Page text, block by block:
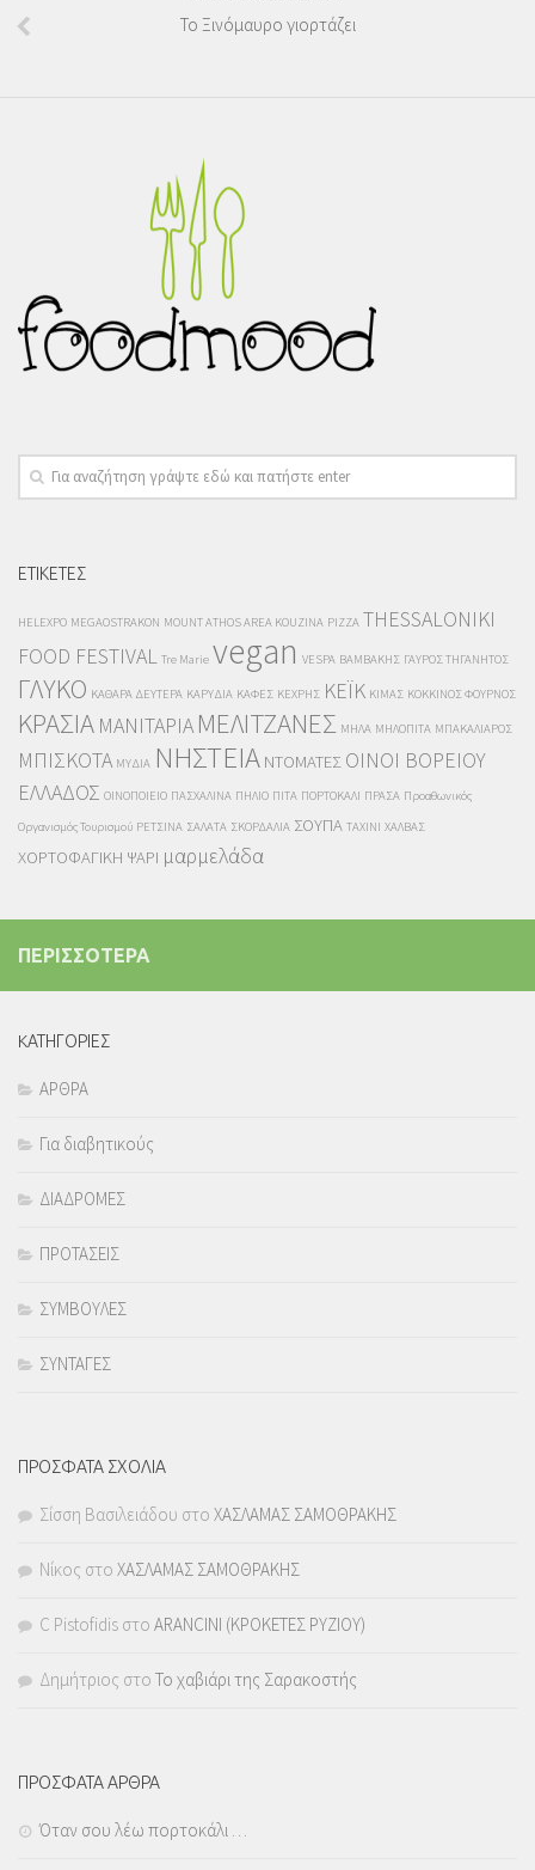
Το Ξινόμαυρο γιορτάζει
ΕΤΙΚΕΤΕΣ
HELEXPO MEGAOSTRAKON MOUNT ATHOS AREA KOUZINA PIZZA THESSALONIKI
FOOD FESTIVAL Tre Marie vegan VESPA ΒΑΜΒΑΚΗΣ ΓΑΥΡΟΣ ΤΗΓΑΝΗΤΟΣ
ΓΛΥΚΟ ΚΑΘΑΡΑ ΔΕΥΤΕΡΑ ΚΑΡΥΔΙΑ ΚΑΦΕΣ ΚΕΧΡΗΣ ΚΕΪΚ ΚΙΜΑΣ ΚΟΚΚΙΝΟΣ ΦΟΥΡΝΟΣ
ΚΡΑΣΙΑ ΜΑΝΙΤΑΡΙΑ ΜΕΛΙΤΖΑΝΕΣ ΜΗΛΑ ΜΗΛΟΠΙΤΑ ΜΠΑΚΑΛΙΑΡΟΣ
ΜΠΙΣΚΟΤΑ ΜΥΔΙΑ ΝΗΣΤΕΙΑ ΝΤΟΜΑΤΕΣ ΟΙΝΟΙ ΒΟΡΕΙΟΥ
ΕΛΛΑΔΟΣ ΟΙΝΟΠΟΙΕΙΟ ΠΑΣΧΑΛΙΝΑ ΠΗΛΙΟ ΠΙΤΑ ΠΟΡΤΟΚΑΛΙ ΠΡΑΣΑ Προαθωνικός
Οργανισμός Τουρισμού ΡΕΤΣΙΝΑ ΣΑΛΑΤΑ ΣΚΟΡΔΑΛΙΑ ΣΟΥΠΑ ΤΑΧΙΝΙ ΧΑΛΒΑΣ
ΧΟΡΤΟΦΑΓΙΚΗ ΨΑΡΙ μαρμελάδα
ΠΕΡΙΣΣΟΤΕΡΑ
KΑΤΗΓΟΡΙΕΣ
ΑΡΘΡΑ
Για διαβητικούς
ΔΙΑΔΡΟΜΕΣ
ΠΡΟΤΑΣΕΙΣ
ΣΥΜΒΟΥΛΕΣ
ΣΥΝΤΑΓΕΣ
ΠΡΟΣΦΑΤΑ ΣΧΟΛΙΑ
Σίσση Βασιλειάδου στο ΧΑΣΛΑΜΑΣ ΣΑΜΟΘΡΑΚΗΣ
Νίκος στο ΧΑΣΛΑΜΑΣ ΣΑΜΟΘΡΑΚΗΣ
C Pistofidis στο ARANCINI (ΚΡΟΚΕΤΕΣ ΡΥΖΙΟΥ)
Δημήτριος στο Το χαβιάρι της Σαρακοστής
ΠΡΟΣΦΑΤΑ ΑΡΘΡΑ
Όταν σου λέω πορτοκάλι …